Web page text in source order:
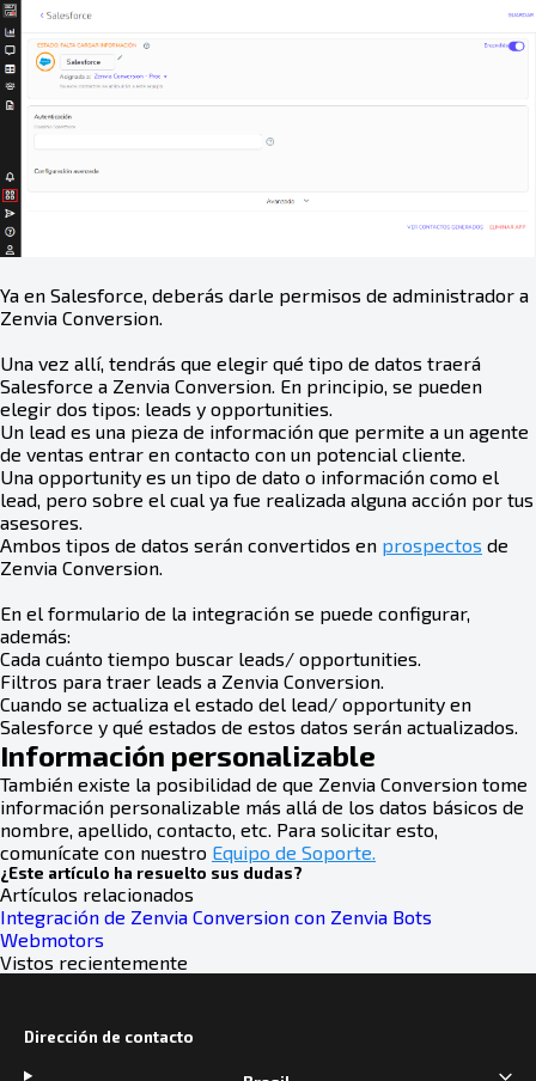
Ya en Salesforce, deberás darle permisos de administrador a
Zenvia Conversion.
Una vez allí, tendrás que elegir qué tipo de datos traerá
Salesforce a Zenvia Conversion. En principio, se pueden
elegir dos tipos: leads y opportunities.
Un lead es una pieza de información que permite a un agente
de ventas entrar en contacto con un potencial cliente.
Una opportunity es un tipo de dato o información como el
lead, pero sobre el cual ya fue realizada alguna acción por tus
asesores.
Ambos tipos de datos serán convertidos en prospectos de
Zenvia Conversion.
En el formulario de la integración se puede configurar,
además:
Cada cuánto tiempo buscar leads/ opportunities.
Filtros para traer leads a Zenvia Conversion.
Cuando se actualiza el estado del lead/ opportunity en
Salesforce y qué estados de estos datos serán actualizados.
Información personalizable
También existe la posibilidad de que Zenvia Conversion tome
información personalizable más allá de los datos básicos de
nombre, apellido, contacto, etc. Para solicitar esto,
comunícate con nuestro Equipo de Soporte.
¿Este artículo ha resuelto sus dudas?
Artículos relacionados
Integración de Zenvia Conversion con Zenvia Bots
Webmotors
Vistos recientemente
Dirección de contacto